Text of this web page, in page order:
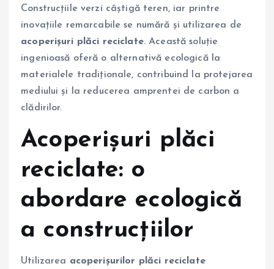
Construcțiile verzi câștigă teren, iar printre
inovațiile remarcabile se numără și utilizarea de
acoperișuri plăci reciclate. Această soluție
ingenioasă oferă o alternativă ecologică la
materialele tradiționale, contribuind la protejarea
mediului și la reducerea amprentei de carbon a
clădirilor.
Acoperișuri plăci
reciclate: o
abordare ecologică
a construcțiilor
Utilizarea acoperișurilor plăci reciclate